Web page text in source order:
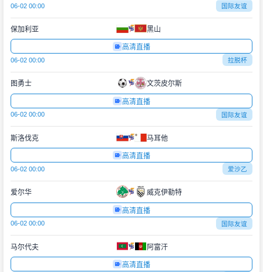
06-02 00:00 国际友谊
保加利亚 黑山
高清直播
06-02 00:00 拉脱杯
图勇士 文茨皮尔斯
高清直播
06-02 00:00 国际友谊
斯洛伐克 马耳他
高清直播
06-02 00:00 爱沙乙
爱尔华 威克伊勒特
高清直播
06-02 00:00 国际友谊
马尔代夫 阿富汗
高清直播